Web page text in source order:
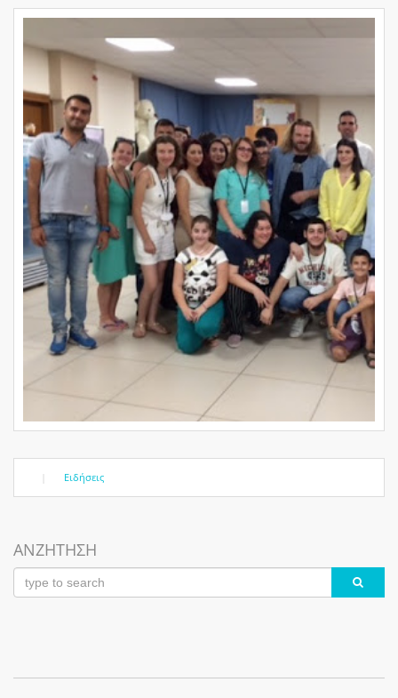
Ειδήσεις
ΑΝΖΗΤΗΣΗ